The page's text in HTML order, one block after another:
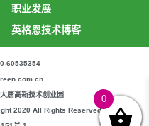
职业发展
英格恩技术博客
60535354
唐高新技术创业园
2020 All Rights Reserved.
0